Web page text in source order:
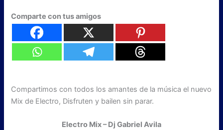
Comparte con tus amigos
Compartimos con todos los amantes de la música el nuevo
Mix de Electro, Disfruten y bailen sin parar.
Electro Mix – Dj Gabriel Avila